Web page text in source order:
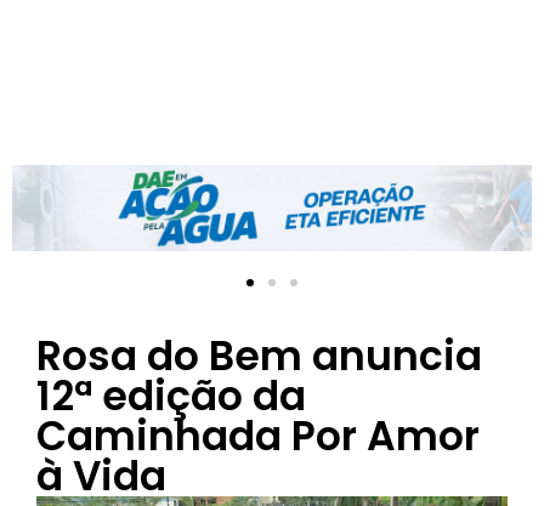
Rosa do Bem anuncia
12ª edição da
Caminhada Por Amor
à Vida